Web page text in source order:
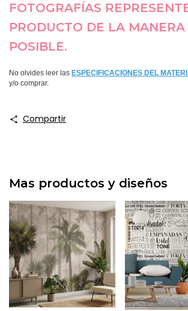
FOTOGRAFÍAS
PRODUCTO DE LA
POSIBLE.
No olvides leer las ESPECIFICACIONES DEL
y/o comprar.
Compartir
Mas productos y diseños